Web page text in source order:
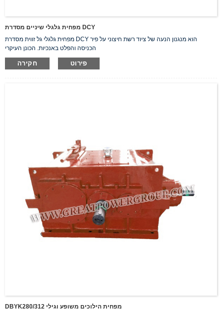
מפחית גלגלי שיניים מסדרת DCY
מפחית גלגלי גל זווית מסדרת DCY הוא מנגנון הנעה של ציוד רשת חיצוני על פיר
הכניסה והפלט באנכיות. הכונן העיקרי
חקירה פירוט
DBYK280/312 מפחית הילוכים משופע וגילי